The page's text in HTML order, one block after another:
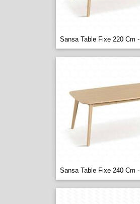
Sansa Table Fixe 220 Cm -
Sansa Table Fixe 240 Cm -